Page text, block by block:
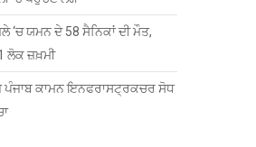
‘ਚ ਯਮਨ ਦੇ 58 ਸੈਨਿਕਾਂ ਦੀ ਮੌਤ,
ਲੋਕ ਜ਼ਖ਼ਮੀ
ਪੰਜਾਬ ਕਾਮਨ ਇਨਫਰਾਸਟ੍ਰਕਚਰ ਸੋਧ